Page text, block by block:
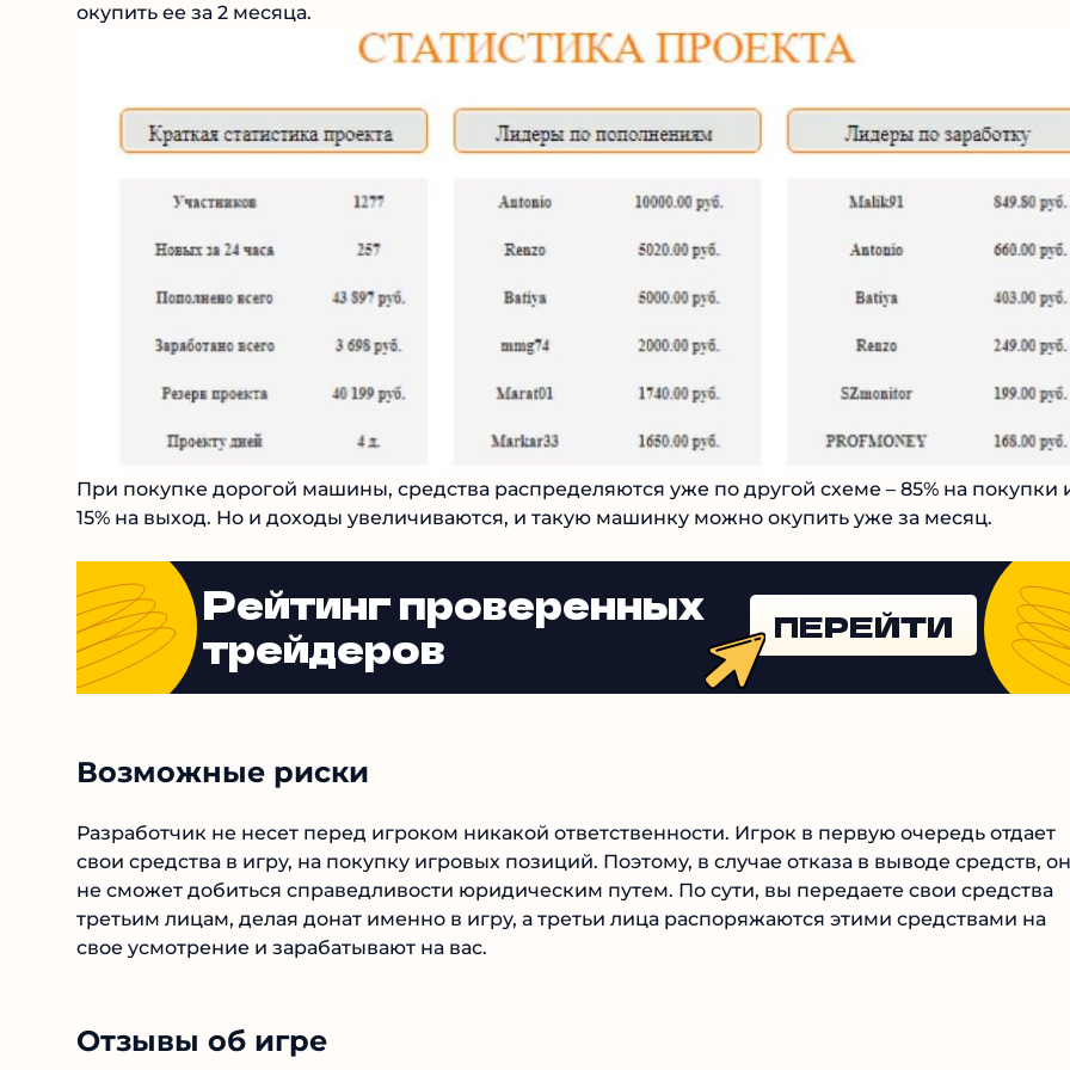
купили машинку за 15 рублей, то в месяц мы можем зарабатывать на ней половину и полностью
При покупке дорогой машины, средства распределяются уже по другой схеме – 85% на покупки и
15% на выход. Но и доходы увеличиваются, и такую машинку можно окупить уже за месяц.
Рейтинг проверенных
трейдеров
ПЕРЕЙТИ
Возможные риски
Разработчик не несет перед игроком никакой ответственности. Игрок в первую очередь отдает
свои средства в игру, на покупку игровых позиций. Поэтому, в случае отказа в выводе средств, он
не сможет добиться справедливости юридическим путем. По сути, вы передаете свои средства
третьим лицам, делая донат именно в игру, а третьи лица распоряжаются этими средствами на
свое усмотрение и зарабатывают на вас.
Отзывы об игре